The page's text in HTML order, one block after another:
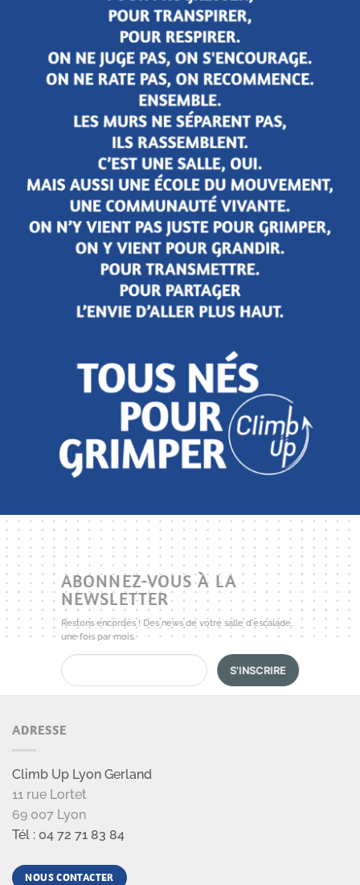
ABONNEZ-VOUS À LA
NEWSLETTER
Restons encordés ! Des news de votre salle d'escalade,
une fois par mois.
ADRESSE
Climb Up Lyon Gerland
11 rue Lortet
69 007 Lyon
Tél : 04 72 71 83 84
NOUS CONTACTER